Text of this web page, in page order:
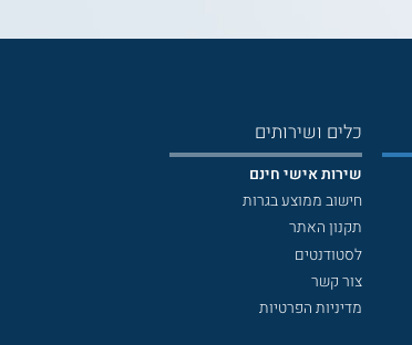
כלים ושירותים
שירות אישי חינם
חישוב ממוצע בגרות
תקנון האתר
לסטודנטים
צור קשר
מדיניות הפרטיות